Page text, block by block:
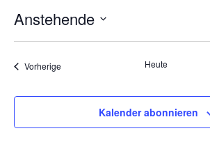
Anstehende
Datum
VorherigeVeranstaltungen Heute
Kalender abonnieren